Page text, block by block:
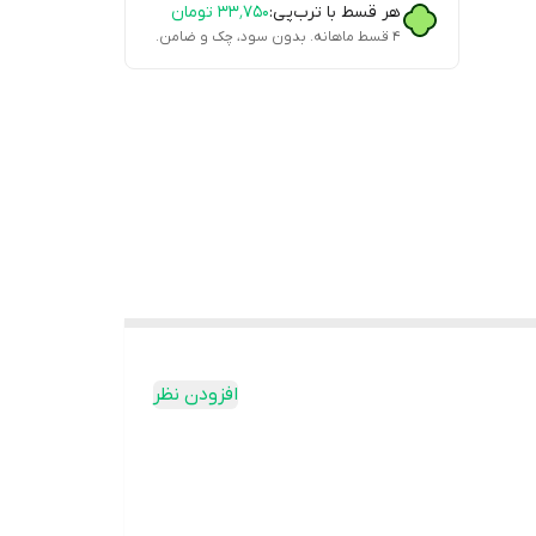
هر قسط با ترب‌پی:۳۳٬۷۵۰ تومان
۴ قسط ماهانه. بدون سود، چک و ضامن.
افزودن نظر